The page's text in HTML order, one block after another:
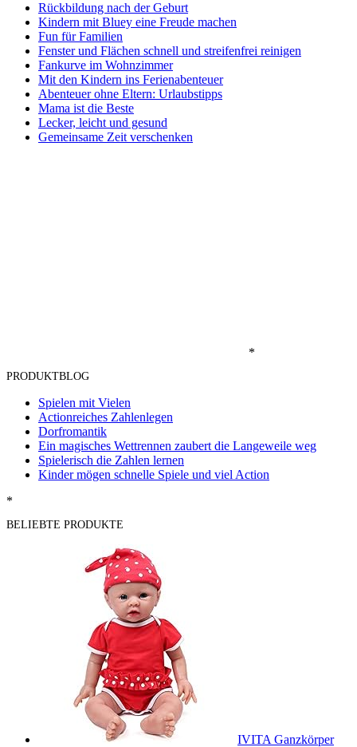
Rückbildung nach der Geburt
Kindern mit Bluey eine Freude machen
Fun für Familien
Fenster und Flächen schnell und streifenfrei reinigen
Fankurve im Wohnzimmer
Mit den Kindern ins Ferienabenteuer
Abenteuer ohne Eltern: Urlaubstipps
Mama ist die Beste
Lecker, leicht und gesund
Gemeinsame Zeit verschenken
*
PRODUKTBLOG
Spielen mit Vielen
Actionreiches Zahlenlegen
Dorfromantik
Ein magisches Wettrennen zaubert die Langeweile weg
Spielerisch die Zahlen lernen
Kinder mögen schnelle Spiele und viel Action
*
BELIEBTE PRODUKTE
IVITA Ganzkörper